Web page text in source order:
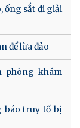
ống sắt đi giải
để lừa đảo
phòng khám
báo truy tố bị